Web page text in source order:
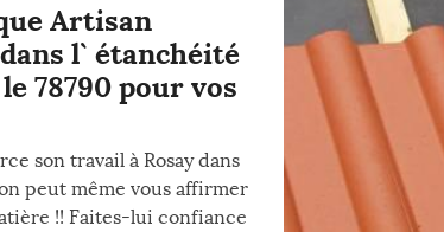
Artisan
l` étanchéité
78790 pour vos
son travail à Rosay dans
peut même vous affirmer
!! Faites-lui confiance